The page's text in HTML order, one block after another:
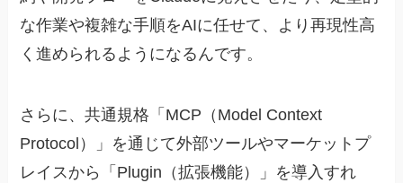
な作業や複雑な手順をAIに任せて、より再現性高
く進められるようになるんです。
さらに、共通規格「MCP（Model Context
Protocol）」を通じて外部ツールやマーケットプ
レイスから「Plugin（拡張機能）」を導入すれ